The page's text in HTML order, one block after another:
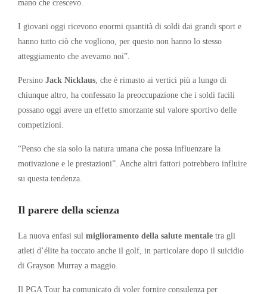
mano che crescevo.
I giovani oggi ricevono enormi quantità di soldi dai grandi sport e
hanno tutto ciò che vogliono, per questo non hanno lo stesso
atteggiamento che avevamo noi”.
Persino Jack Nicklaus , che è rimasto ai vertici più a lungo di
chiunque altro, ha confessato la preoccupazione che i soldi facili
possano oggi avere un effetto smorzante sul valore sportivo delle
competizioni.
“Penso che sia solo la natura umana che possa influenzare la
motivazione e le prestazioni”. Anche altri fattori potrebbero influire
su questa tendenza.
Il parere della scienza
La nuova enfasi sul miglioramento della salute mentale tra gli
atleti d’élite ha toccato anche il golf, in particolare dopo il suicidio
di Grayson Murray a maggio.
Il PGA Tour ha comunicato di voler fornire consulenza per